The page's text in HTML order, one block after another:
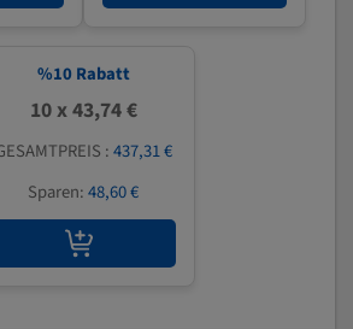
%10 Rabatt
10 x 43,74 €
:437,31 €
Sparen:48,60 €